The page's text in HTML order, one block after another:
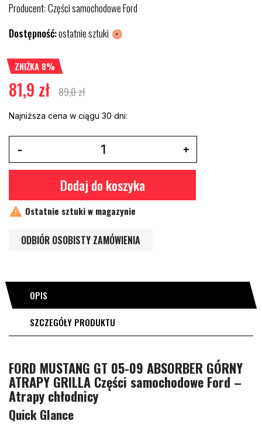
Producent:Części samochodowe Ford
Dostępność:ostatnie sztuki
ZNIŻKA 8%
81,9 zł 89,0 zł
Najniższa cena w ciągu 30 dni:
Dodaj do koszyka
 Ostatnie sztuki w magazynie
ODBIÓR OSOBISTY ZAMÓWIENIA
OPIS
SZCZEGÓŁY PRODUKTU
FORD MUSTANG GT 05-09 ABSORBER GÓRNY
ATRAPY GRILLA Części samochodowe Ford –
Atrapy chłodnicy
Quick Glance